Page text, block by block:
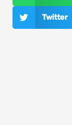
Twitter